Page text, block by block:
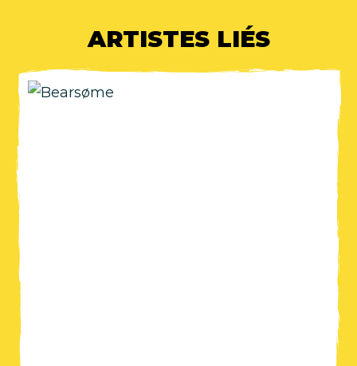
ARTISTES LIÉS